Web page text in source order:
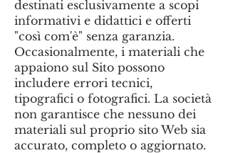
destinati esclusivamente a scopi
informativi e didattici e offerti
"così com'è" senza garanzia.
Occasionalmente, i materiali che
appaiono sul Sito possono
includere errori tecnici,
tipografici o fotografici. La società
non garantisce che nessuno dei
materiali sul proprio sito Web sia
accurato, completo o aggiornato.